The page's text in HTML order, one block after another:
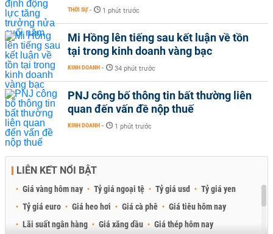
THỜI SỰ - 1 phút trước
Mi Hồng lên tiếng sau kết luận về tồn
tại trong kinh doanh vàng bạc
KINH DOANH - 34 phút trước
PNJ công bố thông tin bất thường liên
quan đến vấn đề nộp thuế
KINH DOANH - 1 phút trước
LIÊN KẾT NỔI BẬT
Giá vàng hôm nay Tỷ giá ngoại tệ Tỷ giá usd
Tỷ giá yen
Tỷ giá euro
Giá heo hơi Giá cà phê
Giá tiêu hôm nay
Lãi suất ngân hàng
Giá xăng dầu Giá thép hôm nay